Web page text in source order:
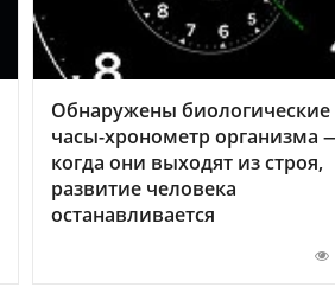
Обнаружены биологические
часы-хронометр организма
когда они выходят из строя,
развитие человека
останавливается